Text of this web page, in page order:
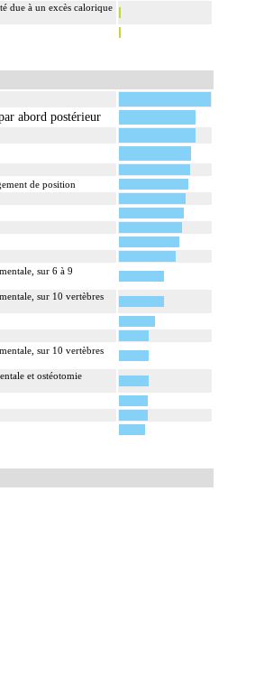
due à un excès calorique
abord postérieur
de position
sur 6 à 9
sur 10 vertèbres
sur 10 vertèbres
et ostéotomie